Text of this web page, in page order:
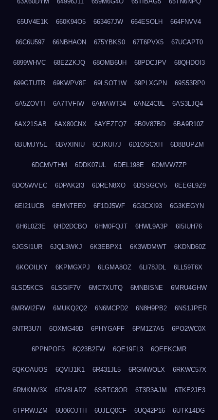
65UV4E1K 660K94O5 663467JW 664ESOLH 664FNVV4
66C6U597 66NBHAON 675YBKS0 67T6PVX5 67UCAPT0
6899WHVC 68EZZKJQ 68OMB6UH 68PDCJPV 68QHDOI3
699GTUTR 69KWPV8F 69LSOT1W 69PLXGPN 69S53RP0
6A5ZOVTI 6A7TVFIW 6AMAWT34 6ANZ4C8L 6AS3LJQ4
6AX21SAB 6AX80CNX 6AYEZFQ7 6B0V87BD 6BA9R10Z
6BUMJY5E 6BVXINIU 6CJKUI7J 6D1OSCXH 6D8BUPZM
6DCMVTHM 6DDK07UL 6DEL198E 6DMVW7ZP
6DO5WVEC 6DPAK2I3 6DREN8XO 6DSSGCV5 6EEGL9Z9
6EI21UCB 6EMNTEE0 6F1DJ5WF 6G3CXI93 6G3KEGYN
6H6L0Z3E 6HD2DCBO 6HM0FQJT 6HWL9A3P 6I5IUH76
6JGSI1UR 6JQL3WKJ 6K3EBPX1 6K3WDMWT 6KDND60Z
6KOOILKY 6KPMGXPJ 6LGMA8OZ 6LI78JDL 6LL59T6X
6LSD5KCS 6LSGIF7V 6MC7XUTQ 6MNBISNE 6MRU4GHW
6MRWI2FW 6MUKQ2Q2 6N6MCPD2 6N8H9PB2 6NS1JPER
6NTR3U7I 6OXMG49D 6PHYGAFF 6PM1Z7A5 6PO2WC0X
6PPNPOF5 6Q23B2FW 6QE19FL3 6QEEKCMR
6QKOAUOS 6QVIJ1K1 6R431JL5 6RGMWOLX 6RKWC57X
6RMKNV3X 6RV8LARZ 6SBTC8OR 6T3R3AJM 6TKE2JE3
6TPRWJZM 6U06OJTH 6UJEQ0CF 6UQ42P16 6UTK14DG